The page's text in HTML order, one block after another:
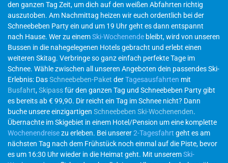
den ganzen Tag Zeit, um dich auf den weißen Abfahrten richtig
auszutoben. Am Nachmittag heizen wir euch ordentlich bei der
Schneebeben Party ein und um 19 Uhr geht es dann entspannt
nach Hause. Wer zu einemSki-Wochenende bleibt, wird von unseren
Bussen in die nahegelegenen Hotels gebracht und erlebt einen
weiteren Skitag. Verbringe so ganz einfach perfekte Tage im
Schnee. Wähle zwischen all unseren Angeboten dein passendes Ski-
Erlebnis: DasSchneebeben-Paket derTagesausfahrten mit
Busfahrt,Skipassfür den ganzen Tag und Schneebeben Party gibt
es bereits ab € 99,90. Dir reicht ein Tag im Schnee nicht? Dann
buche unsere einzigartigen Schneebeben Ski-Wochenenden.
Übernachte im Skigebiet in einem Hotel/Pension um eine komplette
Wochenendreisezu erleben. Bei unserer2-Tagesfahrt geht es am
nächsten Tag nach dem Frühstück noch einmal auf die Piste, bevor
es um 16:30 Uhr wieder in die Heimat geht. Mit unseremSki-